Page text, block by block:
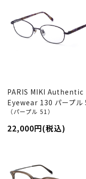
PARIS MIKI Authentic
Eyewear 130 パープル
（パープル 51）
22,000円(税込)